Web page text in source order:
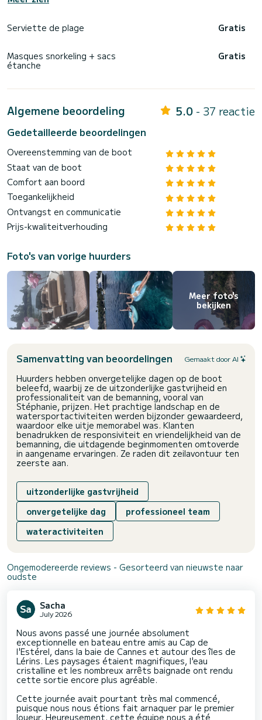
* Verplichte opties
Schipper
• 250€ halve dag
routes worden voorgesteld)
* Opties op aanvraag
Water Toys
• Drijvend platform XXL - 35€
• Kajak - 50€
• Drijvend eiland Smiley - 25€
• Seascooter Yamaha (onderwaterscooter) - 50€
• Ring XL / drijvende poef / krokodil - 8€
• Boei XXL - 15€
* Openingstijden
Flexibel afhankelijk van beschikbaarheid
• 10u - 17u: maart tot oktober
• 10u - 16u: november tot februari
Bij slecht weer of ruwe zee:
• uitstel van de uitstap volgens uw beschikbaarheid
OF
• annulering met terugbetaling via de reserveringssite
ℹ️ Belangrijke informatie
Geen huisdieren toegestaan
Vissen niet gewenst
Zwangere vrouwen: onder bepaalde voorwaarden
Aarzel niet om contact met mij op te nemen via Sam Boat om
uw dag te plannen.
Het zal een genoegen zijn om u de magie van de Franse
Rivièra te laten ontdekken aan boord van (Informatie wordt
Serviette de plage Gratis
Masques snorkeling + sacs
étanche
Gratis
Algemene beoordeling 5.0 - 37 reactie
Gedetailleerde beoordelingen
Overeenstemming van de boot
Staat van de boot
Comfort aan boord
Toegankelijkheid
Ontvangst en communicatie
Prijs-kwaliteitverhouding
Foto's van vorige huurders
Meer foto's
bekijken
Samenvatting van beoordelingen Gemaakt door AI
Huurders hebben onvergetelijke dagen op de boot
beleefd, waarbij ze de uitzonderlijke gastvrijheid en
professionaliteit van de bemanning, vooral van
Stéphanie, prijzen. Het prachtige landschap en de
watersportactiviteiten werden bijzonder gewaardeerd,
waardoor elke uitje memorabel was. Klanten
benadrukken de responsiviteit en vriendelijkheid van de
bemanning, die uitdagende beginmomenten omtoverde
in aangename ervaringen. Ze raden dit zeilavontuur ten
zeerste aan.
uitzonderlijke gastvrijheid
onvergetelijke dag
professioneel team
wateractiviteiten
Ongemodereerde reviews - Gesorteerd van nieuwste naar
oudste
Sacha
July 2026
Nous avons passé une journée absolument
exceptionnelle en bateau entre amis au Cap de
l'Estérel, dans la baie de Cannes et autour des îles de
Lérins. Les paysages étaient magnifiques, l'eau
cristalline et les nombreux arrêts baignade ont rendu
cette sortie encore plus agréable.
Cette journée avait pourtant très mal commencé,
puisque nous nous étions fait arnaquer par le premier
loueur. Heureusement, cette équipe nous a été